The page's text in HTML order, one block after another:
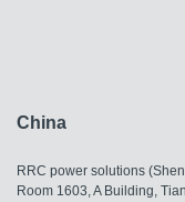
China
RRC power solutions
Room 1603, A Building,